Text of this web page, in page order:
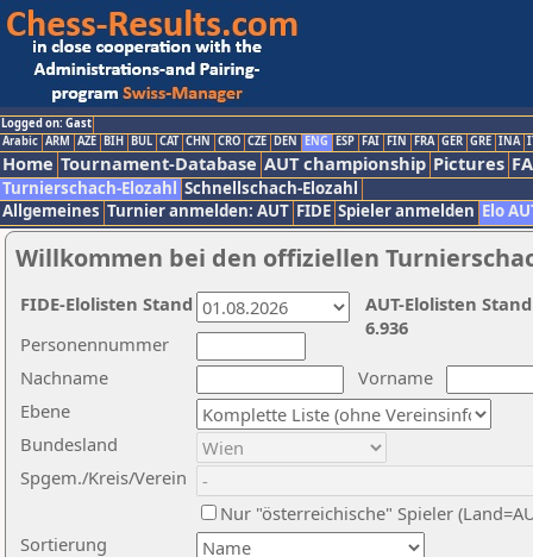
Logged on: Gast
Arabic ARM AZE BIH BUL CAT CHN CRO CZE DEN ENG ESP FAI FIN FRA GER GRE INA
Home Tournament-Database AUT championship Pictures
Turnierschach-Elozahl Schnellschach-Elozahl
Allgemeines Turnier anmelden: AUT FIDE Spieler anmelden Elo
Willkommen bei den offiziellen
Nachname
Vorname
Ebene
Sortierung
Personennummer
Bundesland
Spgem./Kreis/Verein
Nur "österreichische" Spieler
AUT-Elolisten
6.936
FIDE-Elolisten Stand